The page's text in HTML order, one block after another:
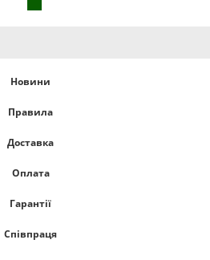
Новини
Правила
Доставка
Оплата
Гарантії
Співпраця